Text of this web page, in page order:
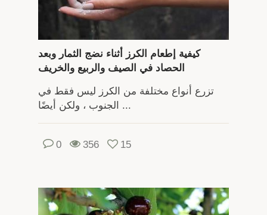
كيفية إطعام الكرز أثناء نضج الثمار وبعد
الحصاد في الصيف والربيع والخريف
تزرع أنواع مختلفة من الكرز ليس فقط في
الجنوب ، ولكن أيضًا ...
0 356 15